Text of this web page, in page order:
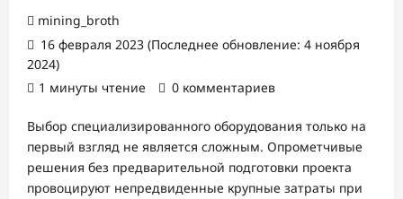
mining_broth
16 февраля 2023 (Последнее обновление: 4 ноября
2024)
1 минуты чтение
0 комментариев
Выбор специализированного оборудования только на
первый взгляд не является сложным. Опрометчивые
решения без предварительной подготовки проекта
провоцируют непредвиденные крупные затраты при